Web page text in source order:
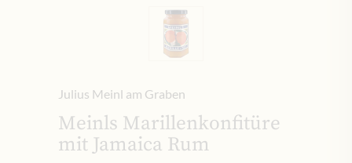
Julius Meinl am Graben
Meinls Marillenkonfitüre
mit Jamaica Rum